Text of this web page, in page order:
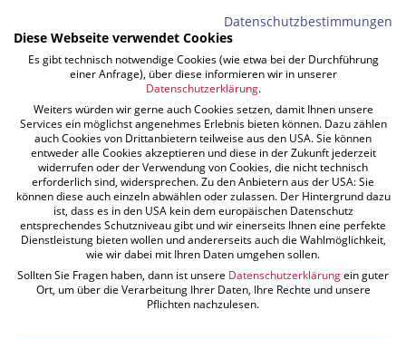
Lehrstellen und langfristige
Arbeit
Kompetente Erfahrung trifft auf neue Ideen: Bei
FUCHS sind alle Altersklassen vertreten. Neben
vielen jungen Mitarbeitern vertrauen wir auf das
Wissen unserer 50-plus-Kollegen. Viele davon
gehören bereits seit mehr als 35 Jahren zum
Unternehmen. Ein klarer Beweis für unser
ausgezeichnetes Betriebsklima!
Sie sind engagiert, arbeiten gern im Team und
Datenschutzbestimmungen
Diese Webseite verwendet Cookies
Es gibt technisch notwendige Cookies (wie etwa bei der Durchführung
einer Anfrage), über diese informieren wir in unserer
Datenschutzerklärung.
Weiters würden wir gerne auch Cookies setzen, damit Ihnen unsere
Services ein möglichst angenehmes Erlebnis bieten können. Dazu zählen
auch Cookies von Drittanbietern teilweise aus den USA. Sie können
entweder alle Cookies akzeptieren und diese in der Zukunft jederzeit
widerrufen oder der Verwendung von Cookies, die nicht technisch
erforderlich sind, widersprechen. Zu den Anbietern aus der USA: Sie
können diese auch einzeln abwählen oder zulassen. Der Hintergrund dazu
ist, dass es in den USA kein dem europäischen Datenschutz
entsprechendes Schutzniveau gibt und wir einerseits Ihnen eine perfekte
Dienstleistung bieten wollen und andererseits auch die Wahlmöglichkeit,
wie wir dabei mit Ihren Daten umgehen sollen.
Sollten Sie Fragen haben, dann ist unsere Datenschutzerklärungein guter
Ort, um über die Verarbeitung Ihrer Daten, Ihre Rechte und unsere
Pflichten nachzulesen.